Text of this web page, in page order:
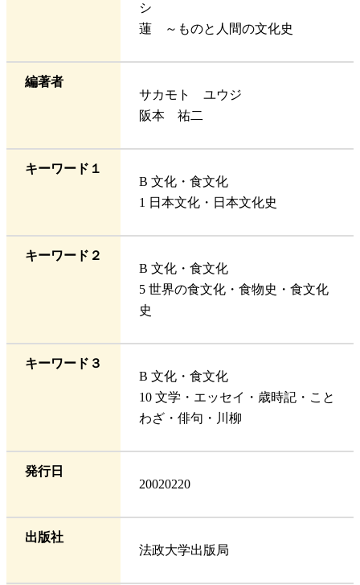
シ
蓮 ～ものと人間の文化史
編著者
サカモト ユウジ
阪本 祐二
キーワード１
B 文化・食文化
1 日本文化・日本文化史
キーワード２
B 文化・食文化
5 世界の食文化・食物史・食文化
史
キーワード３
B 文化・食文化
10 文学・エッセイ・歳時記・こと
わざ・俳句・川柳
発行日
20020220
出版社
法政大学出版局